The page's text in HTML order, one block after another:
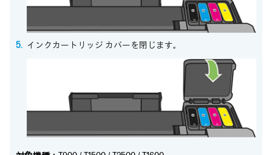
インクカートリッジ カバーを閉じます。